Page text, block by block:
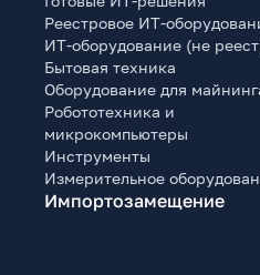
Реестровое ИТ-
ИТ-оборудование (не
Бытовая техника
Оборудование для
Робототехника и
микрокомпьютеры
Инструменты
Измерительное
Импортозамещение